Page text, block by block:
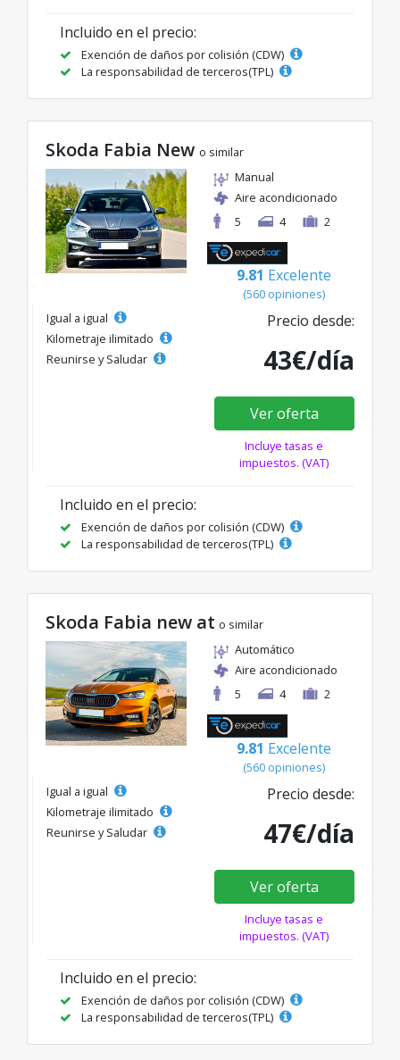
Incluido en el precio:
Exención de daños por colisión (CDW)
La responsabilidad de terceros(TPL)
Skoda Fabia New o similar
Manual
Aire acondicionado
5
4 2
9.81 Excelente
(560 opiniones)
Igual a igual
Kilometraje ilimitado
Reunirse y Saludar
Precio desde:
43€/día
Ver oferta
Incluye tasas e
impuestos. (VAT)
Incluido en el precio:
Exención de daños por colisión (CDW)
La responsabilidad de terceros(TPL)
Skoda Fabia new at o similar
Automático
Aire acondicionado
5
4 2
9.81 Excelente
(560 opiniones)
Igual a igual
Kilometraje ilimitado
Reunirse y Saludar
Precio desde:
47€/día
Ver oferta
Incluye tasas e
impuestos. (VAT)
Incluido en el precio:
Exención de daños por colisión (CDW)
La responsabilidad de terceros(TPL)